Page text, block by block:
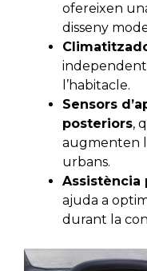
ofereixen
disseny
l’habitacle.
Sensors
posteriors,
augmenten
urbans.
Assistència
ajuda a
durant la